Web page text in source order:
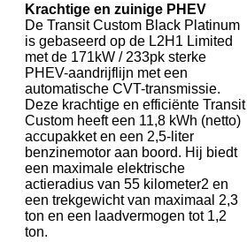
Krachtige en zuinige PHEV
De Transit Custom Black Platinum
is gebaseerd op de L2H1 Limited
met de 171kW / 233pk sterke
PHEV-aandrijflijn met een
automatische CVT-transmissie.
Deze krachtige en efficiënte Transit
Custom heeft een 11,8 kWh (netto)
accupakket en een 2,5-liter
benzinemotor aan boord. Hij biedt
een maximale elektrische
actieradius van 55 kilometer2 en
een trekgewicht van maximaal 2,3
ton en een laadvermogen tot 1,2
ton.